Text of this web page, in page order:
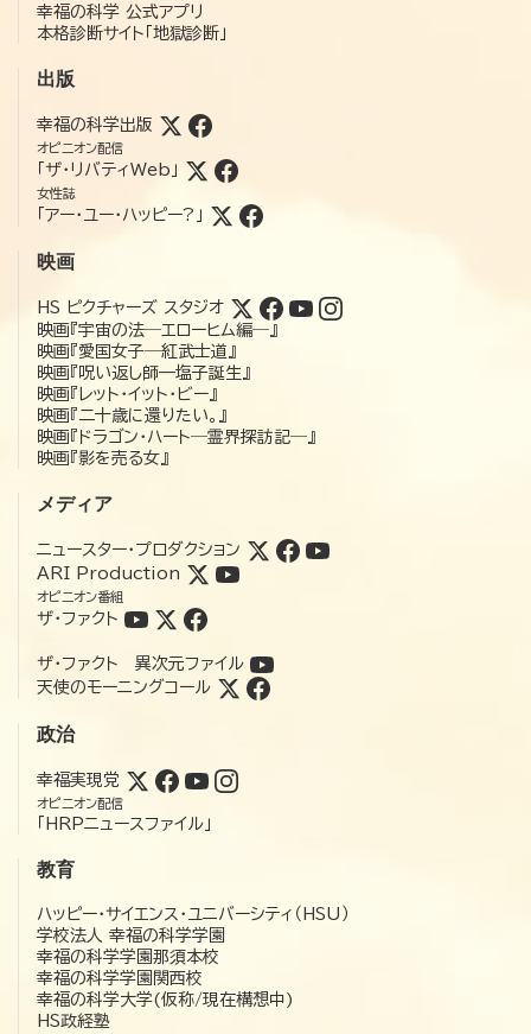
幸福の科学 公式アプリ
本格診断サイト「地獄診断」
出版
幸福の科学出版
オピニオン配信
「ザ・リバティWeb」
女性誌
「アー・ユー・ハッピー?」
映画
HS ピクチャーズ スタジオ
映画『宇宙の法―エローヒム編―』
映画『愛国女子―紅武士道』
映画『呪い返し師—塩子誕生』
映画『レット・イット・ビー』
映画『二十歳に還りたい。』
映画『ドラゴン・ハート―霊界探訪記―』
映画『影を売る女』
メディア
ニュースター・プロダクション
ARI Production
オピニオン番組
ザ・ファクト
ザ・ファクト 異次元ファイル
天使のモーニングコール
政治
幸福実現党
オピニオン配信
「HRPニュースファイル」
教育
ハッピー・サイエンス・ユニバーシティ（HSU）
学校法人 幸福の科学学園
幸福の科学学園那須本校
幸福の科学学園関西校
幸福の科学大学(仮称/現在構想中)
HS政経塾